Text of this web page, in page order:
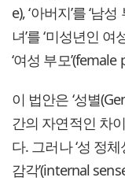
e), ‘아버지’를 ‘남
녀’를 ‘미성년인
‘여성 부모
이 법안은 ‘성별
간의 자연적인 차
다. 그러나 ‘성 정
감각’(internal